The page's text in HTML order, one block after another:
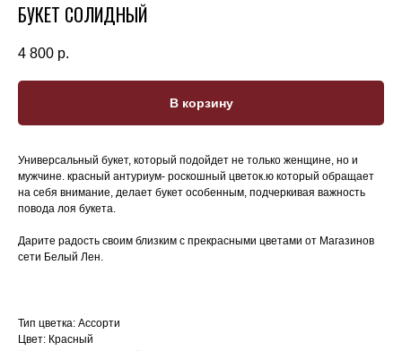
БУКЕТ СОЛИДНЫЙ
4 800 р.
В корзину
Универсальный букет, который подойдет не только женщине, но и
мужчине. красный антуриум- роскошный цветок.ю который обращает
на себя внимание, делает букет особенным, подчеркивая важность
повода лоя букета.
Дарите радость своим близким с прекрасными цветами от Магазинов
сети Белый Лен.
Тип цветка: Ассорти
Цвет: Красный